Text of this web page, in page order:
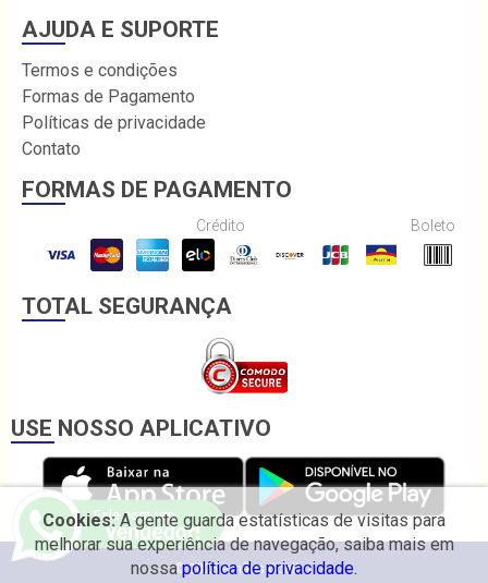
AJUDA E SUPORTE
Termos e condições
Formas de Pagamento
Políticas de privacidade
Contato
FORMAS DE PAGAMENTO
Crédito Boleto
TOTAL SEGURANÇA
USE NOSSO APLICATIVO
Cookies:A gente guarda estatísticas de visitas para
melhorar sua experiência de navegação, saiba mais em
nossapolítica de privacidade.
© 2026 Irmãos Coelho.